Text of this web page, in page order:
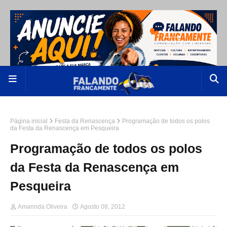
Página inicial Festa da Renascença
Programação de todos os polos
da Festa da Renascença em Pesqueira
Programação de todos os polos
da Festa da Renascença em
Pesqueira
Amannda Oliveira Agosto 08, 2012